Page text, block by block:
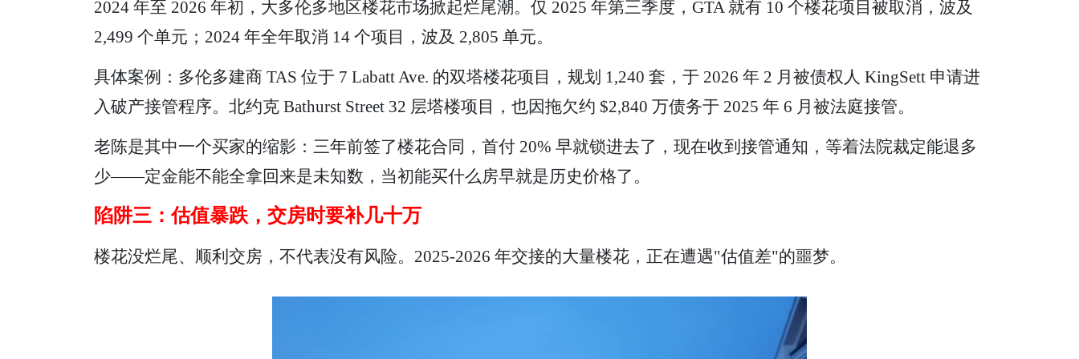
2024 年至 2026 年初，大多伦多地区楼花市场掀起烂尾潮。仅 2025 年第三季度，GTA 就有 10 个楼花项目被取消，波及
2,499 个单元；2024 年全年取消 14 个项目，波及 2,805 单元。
具体案例：多伦多建商 TAS 位于 7 Labatt Ave. 的双塔楼花项目，规划 1,240 套，于 2026 年 2 月被债权人 KingSett 申请进
入破产接管程序。北约克 Bathurst Street 32 层塔楼项目，也因拖欠约 $2,840 万债务于 2025 年 6 月被法庭接管。
老陈是其中一个买家的缩影：三年前签了楼花合同，首付 20% 早就锁进去了，现在收到接管通知，等着法院裁定能退多
少——定金能不能全拿回来是未知数，当初能买什么房早就是历史价格了。
陷阱三：估值暴跌，交房时要补几十万
楼花没烂尾、顺利交房，不代表没有风险。2025-2026 年交接的大量楼花，正在遭遇"估值差"的噩梦。